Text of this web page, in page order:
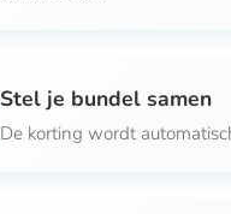
Stel je bundel samen
De korting wordt